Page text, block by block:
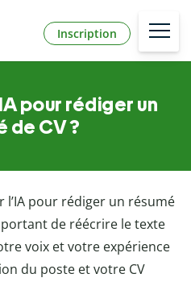
Inscription
pour rédiger un
de CV ?
l’IA pour rédiger un résumé
de réécrire le texte
voix et votre expérience
du poste et votre CV